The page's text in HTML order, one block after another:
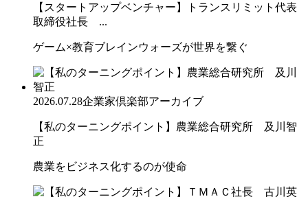
【スタートアップベンチャー】トランスリミット代表
取締役社長 ...
ゲーム×教育ブレインウォーズが世界を繋ぐ
2026.07.28企業家倶楽部アーカイブ
【私のターニングポイント】農業総合研究所 及川智
正
農業をビジネス化するのが使命